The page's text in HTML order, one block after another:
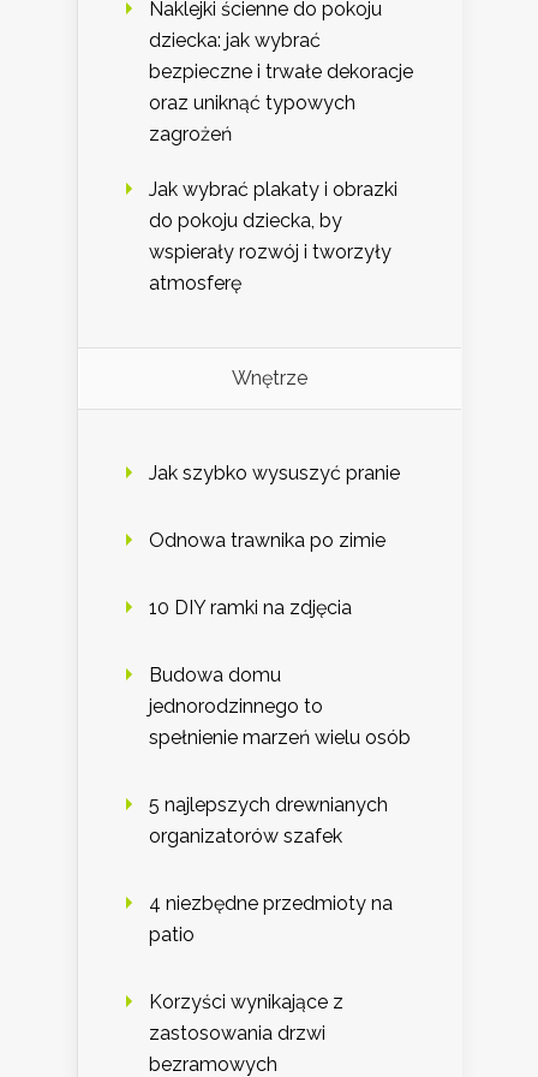
Naklejki ścienne do pokoju
dziecka: jak wybrać
bezpieczne i trwałe dekoracje
oraz uniknąć typowych
zagrożeń
Jak wybrać plakaty i obrazki
do pokoju dziecka, by
wspierały rozwój i tworzyły
atmosferę
Wnętrze
Jak szybko wysuszyć pranie
Odnowa trawnika po zimie
10 DIY ramki na zdjęcia
Budowa domu
jednorodzinnego to
spełnienie marzeń wielu osób
5 najlepszych drewnianych
organizatorów szafek
4 niezbędne przedmioty na
patio
Korzyści wynikające z
zastosowania drzwi
bezramowych